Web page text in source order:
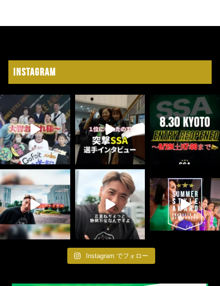
Instagram
Instagram でフォロー